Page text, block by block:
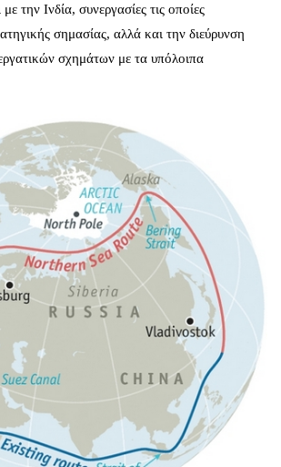
την Ινδία, συνεργασίες τις οποίες
σημασίας, αλλά και την διεύρυνση
σχημάτων με τα υπόλοιπα